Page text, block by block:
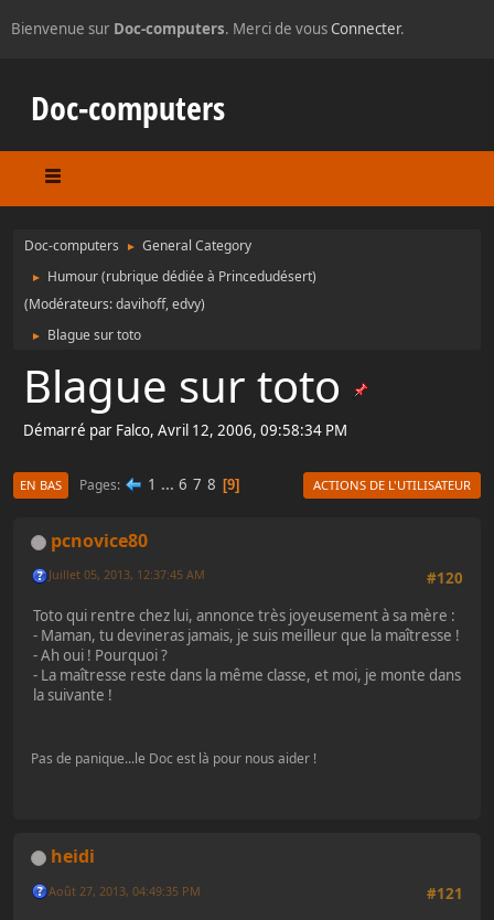
Bienvenue sur Doc-computers. Merci de vousConnecter.
Doc-computers
Doc-computers ► General Category
►
Humour (rubrique dédiée à Princedudésert)
(Modérateurs:davihoff,edvy)
► Blague sur toto
Blague sur toto
Démarré par Falco, Avril 12, 2006, 09:58:34 PM
EN BAS Pages 1 ... 6 7 8 9 ACTIONS DE L'UTILISATEUR
pcnovice80
#120
Juillet 05, 2013, 12:37:45 AM
Toto qui rentre chez lui, annonce très joyeusement à sa mère :
- Maman, tu devineras jamais, je suis meilleur que la maîtresse !
- Ah oui ! Pourquoi ?
- La maîtresse reste dans la même classe, et moi, je monte dans
la suivante !
Pas de panique...le Doc est là pour nous aider !
heidi
#121
Août 27, 2013, 04:49:35 PM